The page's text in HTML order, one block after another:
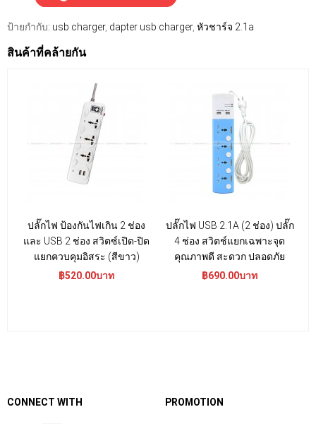
ป้ายกำกับ: usb charger, dapter usb charger, หัวชาร์จ 2.1a
สินค้าที่คล้ายกัน
ปลั๊กไฟ ป้องกันไฟเกิน 2 ช่อง
และ USB 2 ช่อง สวิตซ์เปิด-ปิด
แยกควบคุมอิสระ (สีขาว)
฿520.00บาท
ปลั๊กไฟ USB 2.1A (2 ช่อง) ปลั๊ก
4 ช่อง สวิตช์แยกเฉพาะจุด
คุณภาพดี สะดวก ปลอดภัย
฿690.00บาท
CONNECT WITH PROMOTION